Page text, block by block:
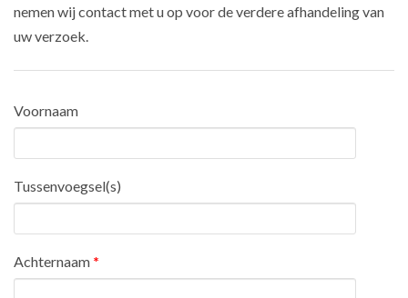
nemen wij contact met u op voor de verdere afhandeling van
uw verzoek.
Voornaam
Tussenvoegsel(s)
Achternaam *